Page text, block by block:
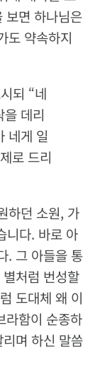
보면 하나님은
도 약속하지
되 “네
데리
네게 일
로 드리
하던 소원, 가
니다. 바로 아
. 그 아들을 통
처럼 번성할
도대체 왜 이
라함이 순종하
며 하신 말씀